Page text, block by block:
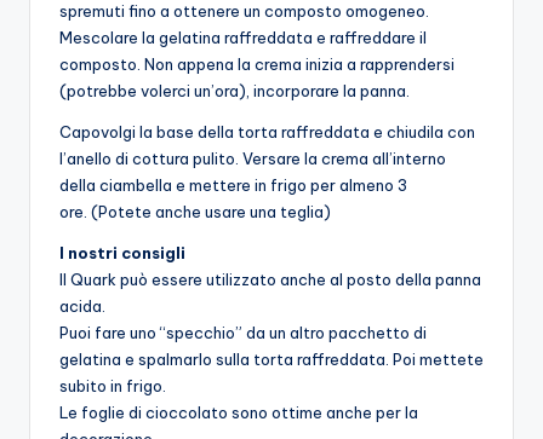
spremuti fino a ottenere un composto omogeneo.
Mescolare la gelatina raffreddata e raffreddare il
composto. Non appena la crema inizia a rapprendersi
(potrebbe volerci un’ora), incorporare la panna.
Capovolgi la base della torta raffreddata e chiudila con
l’anello di cottura pulito. Versare la crema all’interno
della ciambella e mettere in frigo per almeno 3
ore. (Potete anche usare una teglia)
I nostri consigli
Il Quark può essere utilizzato anche al posto della panna
acida.
Puoi fare uno “specchio” da un altro pacchetto di
gelatina e spalmarlo sulla torta raffreddata. Poi mettete
subito in frigo.
Le foglie di cioccolato sono ottime anche per la